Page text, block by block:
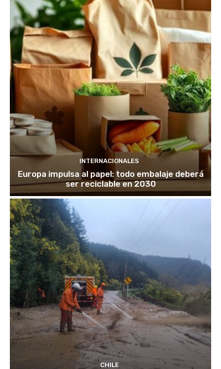
INTERNACIONALES
Europa impulsa al papel: todo embalaje deberá
ser reciclable en 2030
CHILE